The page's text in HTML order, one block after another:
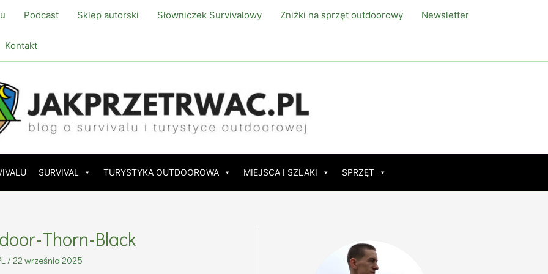
Podcast Sklep autorski Słowniczek Survivalowy Zniżki na sprzęt outdoorowy Newsletter
Kontakt
SURVIVAL TURYSTYKA OUTDOOROWA MIEJSCA I SZLAKI SPRZĘT
Thorn-Black
/ 22 września 2025